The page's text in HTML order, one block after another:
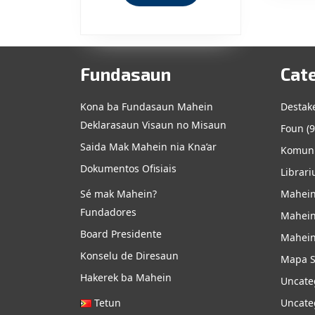
Fundasaun
Kona ba Fundasaun Mahein
Deklarasaun Visaun no Misaun
Saida Mak Mahein nia Kna’ar
Dokumentos Ofisiais
Sé mak Mahein?
Fundadores
Board Presidente
Konselu de Diresaun
Hakerek ba Mahein
Tetun
Foun
Mapa